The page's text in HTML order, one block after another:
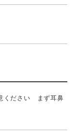
ください まず耳鼻